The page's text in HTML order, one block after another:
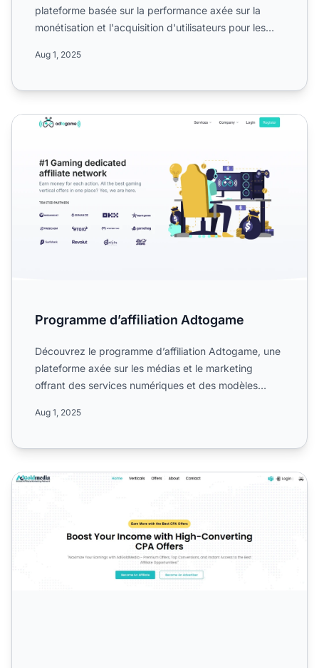
plateforme basée sur la performance axée sur la
monétisation et l'acquisition d'utilisateurs pour les
Aug 1, 2025
Programme d’affiliation Adtogame
Programme d’affiliation Adtogame
Découvrez le programme d’affiliation Adtogame, une
plateforme axée sur les médias et le marketing
offrant des services numériques et des modèles
Aug 1, 2025
Programme d'affiliation AdGoldMedia